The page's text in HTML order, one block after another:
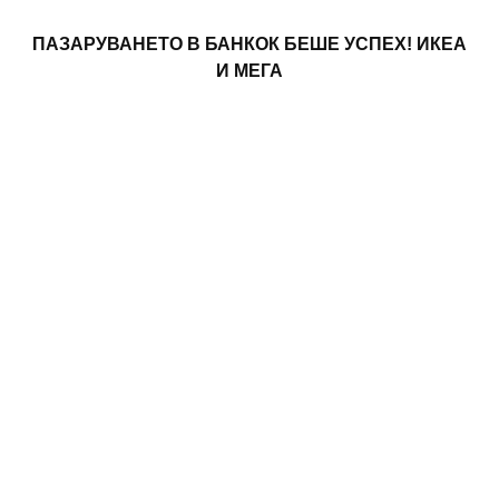
ПАЗАРУВАНЕТО В БАНКОК БЕШЕ УСПЕХ! ИКЕА
И МЕГА